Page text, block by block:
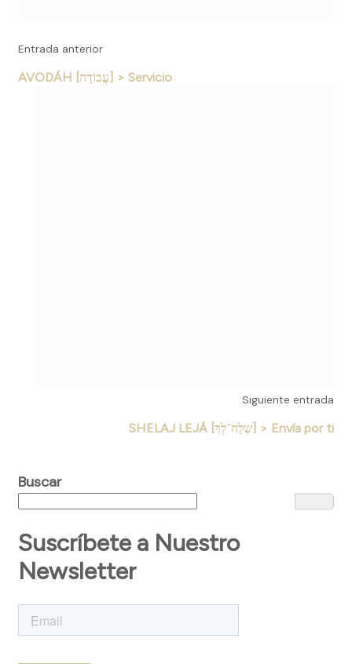
Entrada anterior
AVODÁH [עֲבוֹדָה] > Servicio
Siguiente entrada
SHELAJ LEJÁ [שְׁלַח־לְךָ] > Envía por ti
Buscar
Suscríbete a Nuestro
Newsletter